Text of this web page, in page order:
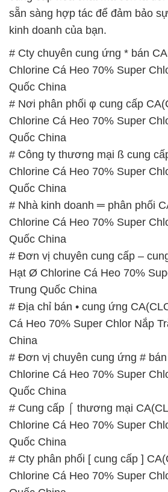
sẵn sàng hợp tác để đảm bảo
kinh doanh của bạn.
# Cty chuyên cung ứng * bán
Chlorine Cá Heo 70% Super
Quốc China
# Nơi phân phối φ cung cấp
Chlorine Cá Heo 70% Super
Quốc China
# Công ty thương mại ß cung
Chlorine Cá Heo 70% Super
Quốc China
# Nhà kinh doanh ═ phân phối
Chlorine Cá Heo 70% Super
Quốc China
# Đơn vị chuyên cung cấp –
Hạt Ø Chlorine Cá Heo 70%
Trung Quốc China
# Địa chỉ bán • cung ứng
Cá Heo 70% Super Chlor Nắp
China
# Đơn vị chuyên cung ứng #
Chlorine Cá Heo 70% Super
Quốc China
# Cung cấp ⌠ thương mại
Chlorine Cá Heo 70% Super
Quốc China
# Cty phân phối [ cung cấp ]
Chlorine Cá Heo 70% Super